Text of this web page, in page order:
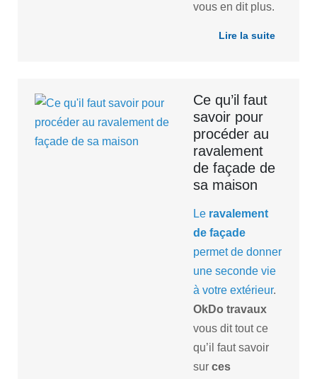
vous en dit plus.
Lire la suite
Ce qu’il faut
savoir pour
procéder au
ravalement
de façade de
sa maison
Le ravalement
de façade
permet de donner
une seconde vie
à votre extérieur.
OkDo travaux
vous dit tout ce
qu’il faut savoir
sur ces